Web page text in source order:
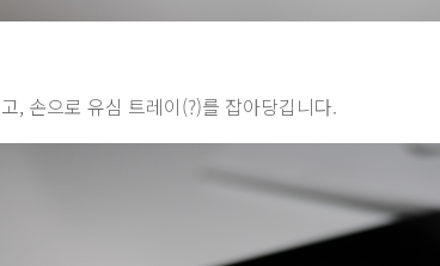
, 손으로 유심 트레이(?)를 잡아당깁니다.